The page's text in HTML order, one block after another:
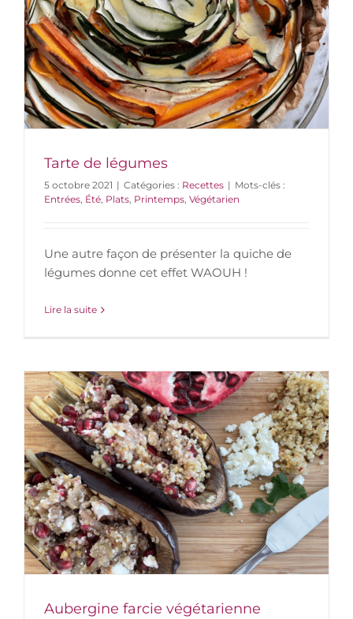
Tarte de légumes
5 octobre 2021 | Catégories : Recettes | Mots-clés :
Entrées, Été, Plats, Printemps, Végétarien
Une autre façon de présenter la quiche de
légumes donne cet effet WAOUH !
Lire la suite
Aubergine farcie végétarienne